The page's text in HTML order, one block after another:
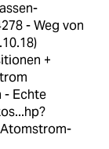
- Weg von
+
- Echte